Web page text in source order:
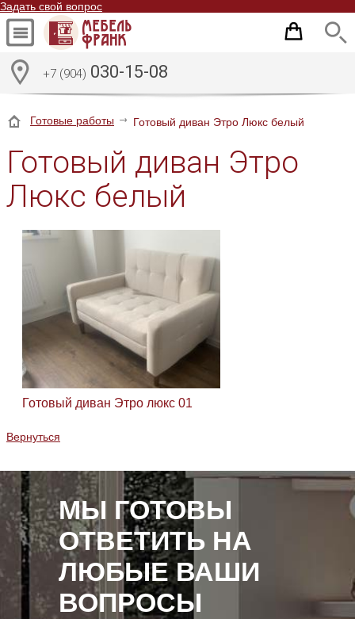
Задать свой вопрос
+7 (904) 030-15-08
Готовые работы Готовый диван Этро Люкс белый
Готовый диван Этро
Люкс белый
Готовый диван Этро люкс 01
Вернуться
МЫ ГОТОВЫ
ОТВЕТИТЬ НА
ЛЮБЫЕ ВАШИ
ВОПРОСЫ